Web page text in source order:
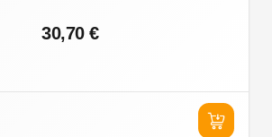
30,70 €